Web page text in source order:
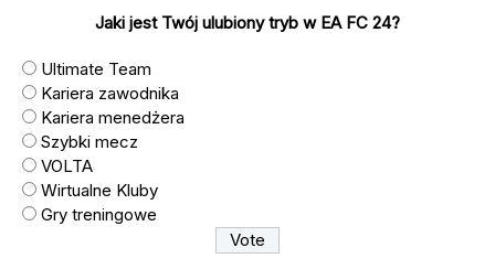
Jaki jest Twój ulubiony tryb w EA FC 24?
Ultimate Team
Kariera zawodnika
Kariera menedżera
Szybki mecz
VOLTA
Wirtualne Kluby
Gry treningowe